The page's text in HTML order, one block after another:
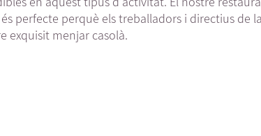
perfecte perquè els treballadors i directius de
exquisit menjar casolà.